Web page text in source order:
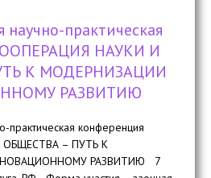
практическая
НАУКИ И
К МОДЕРНИЗАЦИИ
РАЗВИТИЮ
конференция
– ПУТЬ К
РАЗВИТИЮ 7